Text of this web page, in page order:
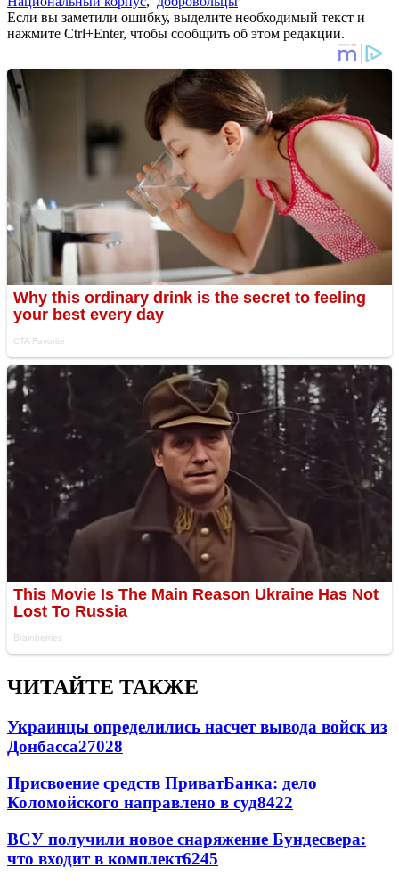
Если вы заметили ошибку, выделите необходимый текст и
нажмите Ctrl+Enter, чтобы сообщить об этом редакции.
ЧИТАЙТЕ ТАКЖЕ
Украинцы определились насчет вывода войск из
Донбасса27028
Присвоение средств ПриватБанка: дело
Коломойского направлено в суд8422
ВСУ получили новое снаряжение Бундесвера:
что входит в комплект6245